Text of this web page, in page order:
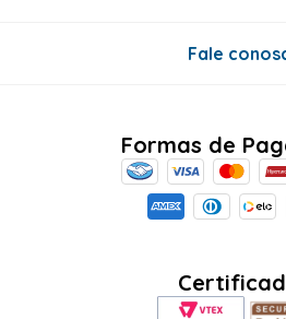
Fale
Formas de